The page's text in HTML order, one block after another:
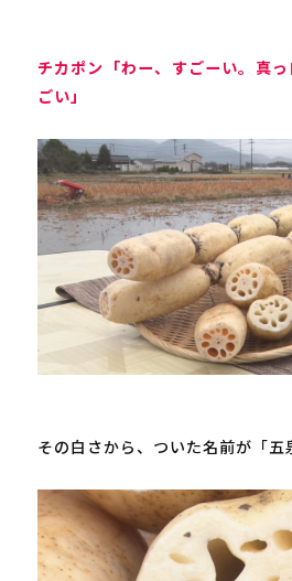
チカポン「わー、すごーい。真
ごい」
その白さから、ついた名前が「五